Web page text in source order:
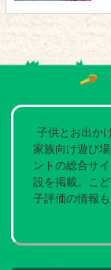
子供とお出か
家族向け遊び
ントの総合サ
設を掲載。こ
子評価の情報